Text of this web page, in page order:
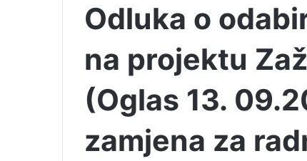
Odluka o
na projektu
(Oglas 13.
zamjena za